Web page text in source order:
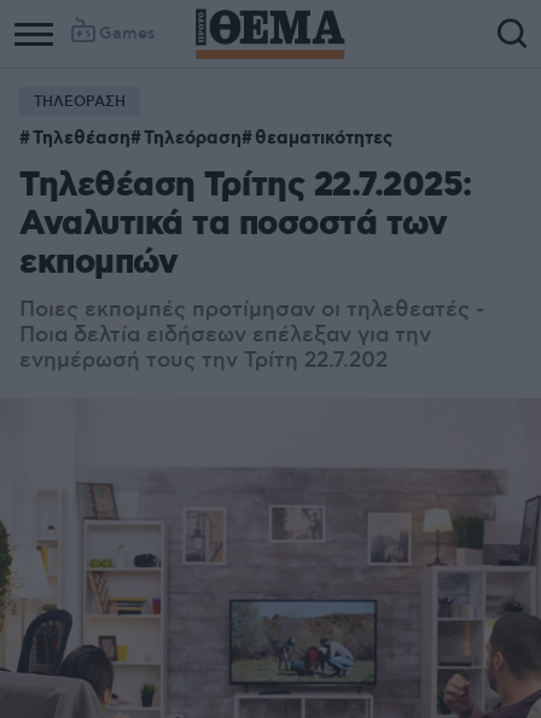
Games
ΤΗΛΕΟΡΑΣΗ
Τηλεθέαση Τηλεόραση θεαματικότητες
Τηλεθέαση Τρίτης 22.7.2025:
Αναλυτικά τα ποσοστά των
εκπομπών
Ποιες εκπομπές προτίμησαν οι τηλεθεατές -
Ποια δελτία ειδήσεων επέλεξαν για την
ενημέρωσή τους την Τρίτη 22.7.202